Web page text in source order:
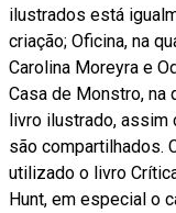
ilustrados está
criação; Oficina, na
Carolina Moreyra e
Casa de Monstro,
livro ilustrado, assim
são compartilhados.
utilizado o livro
Hunt, em especial o